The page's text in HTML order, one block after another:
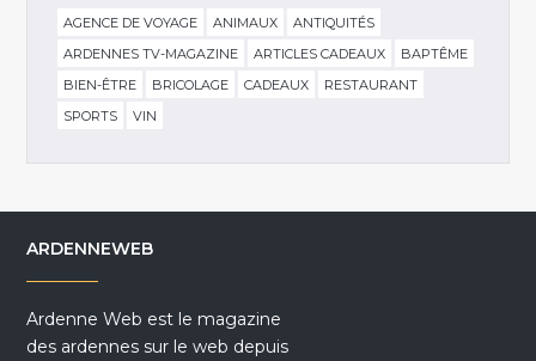
AGENCE DE VOYAGE ANIMAUX
ANTIQUITÉS
ARDENNES TV-MAGAZINE
ARTICLES CADEAUX
BAPTÊME
BIEN-ÊTRE
BRICOLAGE CADEAUX
RESTAURANT
SPORTS
VIN
ARDENNEWEB
Ardenne Web est le magazine
des ardennes sur le web depuis